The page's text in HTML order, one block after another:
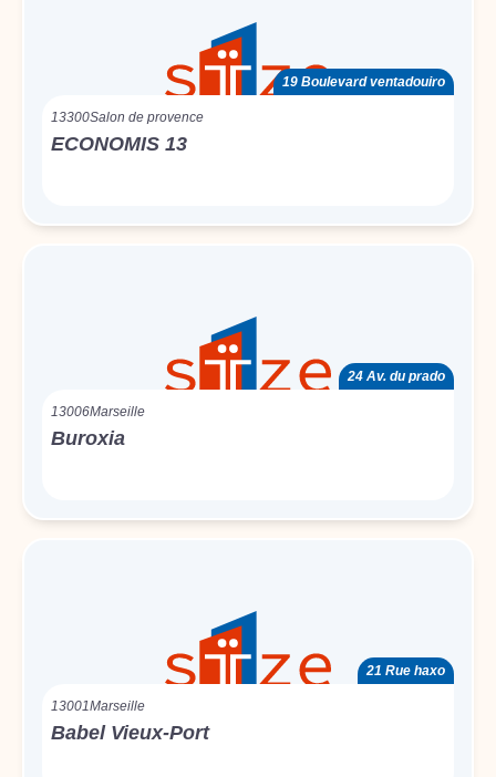
19 Boulevard ventadouiro
13300Salon de provence
ECONOMIS 13
24 Av. du prado
13006Marseille
Buroxia
21 Rue haxo
13001Marseille
Babel Vieux-Port